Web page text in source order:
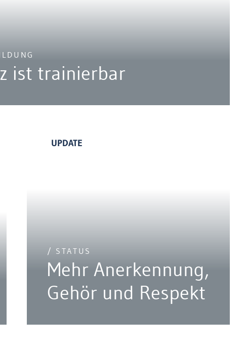
ist trainierbar
UPDATE
/ STATUS
Mehr Anerkennung,
Gehör und Respekt